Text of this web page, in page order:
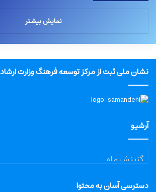
نمایش بیشتر
نشان ملی ثبت از مرکز توسعه فرهنگ وزارت ارشاد
آرشیو
آرشیو
دسترسی آسان به محتوا